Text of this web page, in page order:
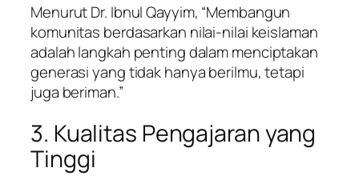
Menurut Dr. Ibnul Qayyim, “Membangun
komunitas berdasarkan nilai-nilai keislaman
adalah langkah penting dalam menciptakan
generasi yang tidak hanya berilmu, tetapi
juga beriman.”
3. Kualitas Pengajaran yang
Tinggi